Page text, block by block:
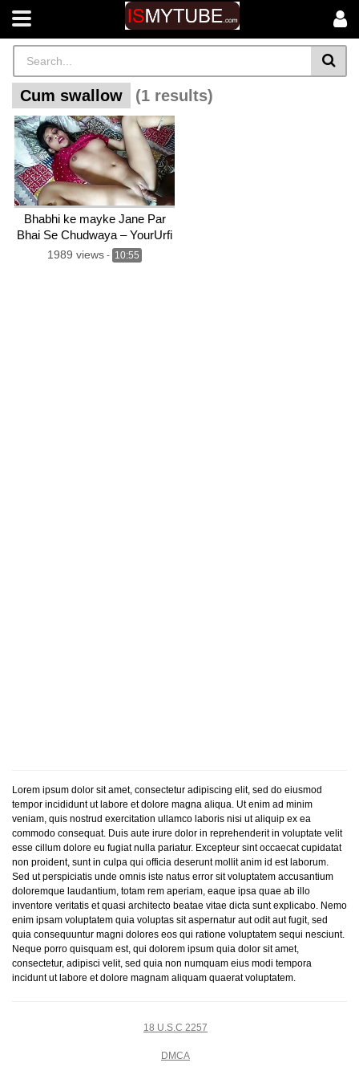
Cum swallow (1 results)
Bhabhi ke mayke Jane Par
Bhai Se Chudwaya – YourUrfi
Cum Swallowing
1989 views - 10:55
Lorem ipsum dolor sit amet, consectetur adipiscing elit, sed do eiusmod
tempor incididunt ut labore et dolore magna aliqua. Ut enim ad minim
veniam, quis nostrud exercitation ullamco laboris nisi ut aliquip ex ea
commodo consequat. Duis aute irure dolor in reprehenderit in voluptate velit
esse cillum dolore eu fugiat nulla pariatur. Excepteur sint occaecat cupidatat
non proident, sunt in culpa qui officia deserunt mollit anim id est laborum.
Sed ut perspiciatis unde omnis iste natus error sit voluptatem accusantium
doloremque laudantium, totam rem aperiam, eaque ipsa quae ab illo
inventore veritatis et quasi architecto beatae vitae dicta sunt explicabo. Nemo
enim ipsam voluptatem quia voluptas sit aspernatur aut odit aut fugit, sed
quia consequuntur magni dolores eos qui ratione voluptatem sequi nesciunt.
Neque porro quisquam est, qui dolorem ipsum quia dolor sit amet,
consectetur, adipisci velit, sed quia non numquam eius modi tempora
incidunt ut labore et dolore magnam aliquam quaerat voluptatem.
18 U.S.C 2257
DMCA